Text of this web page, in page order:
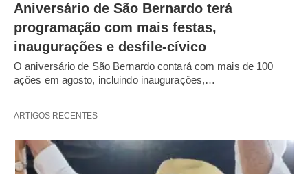
Aniversário de São Bernardo terá
programação com mais festas,
inaugurações e desfile-cívico
O aniversário de São Bernardo contará com mais de 100
ações em agosto, incluindo inaugurações,…
ARTIGOS RECENTES